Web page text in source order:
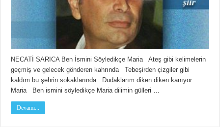
NECATİ SARICA Ben İsmini Söyledikçe Maria Ateş gibi kelimelerin
geçmiş ve gelecek gönderen kahrında Tebeşirden çizgiler gibi
kaldım bu şehrin sokaklarında Dudaklarım diken diken kanıyor
Maria Ben ismini söyledikçe Maria dilimin gülleri …
Devamı...